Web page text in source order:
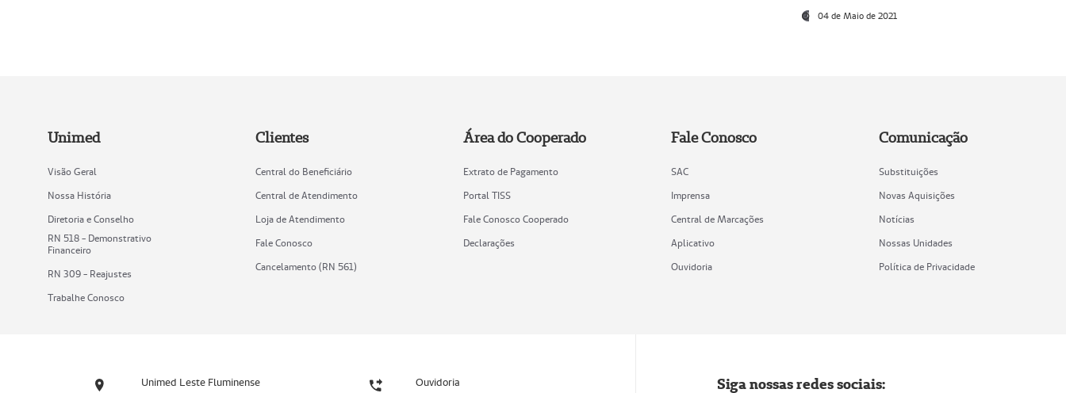
04 de Maio de 2021
Unimed
Visão Geral
Nossa História
Diretoria e Conselho
RN 518 - Demonstrativo
Financeiro
RN 309 - Reajustes
Trabalhe Conosco
Clientes
Central do Beneficiário
Central de Atendimento
Loja de Atendimento
Fale Conosco
Cancelamento (RN 561)
Área do Cooperado
Extrato de Pagamento
Portal TISS
Fale Conosco Cooperado
Declarações
Fale Conosco
SAC
Imprensa
Central de Marcações
Aplicativo
Ouvidoria
Comunicação
Substituições
Novas Aquisições
Notícias
Nossas Unidades
Política de Privacidade
Unimed Leste Fluminense Ouvidoria Siga nossas redes sociais: